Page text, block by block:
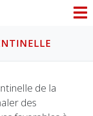
de la
des